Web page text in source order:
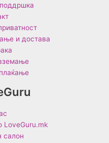
и достава
LoveGuru.mk
салон